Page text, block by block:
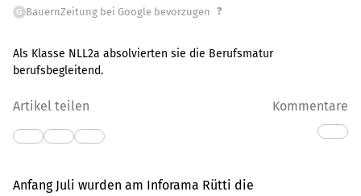
G BauernZeitung bei Google bevorzugen ?
Als Klasse NLL2a absolvierten sie die Berufsmatur
berufsbegleitend.
Artikel teilen Kommentare
Anfang Juli wurden am Inforama Rütti die